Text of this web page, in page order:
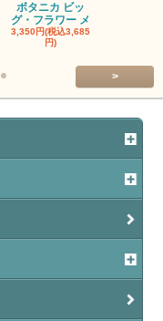
ボタニカ ビッ
グ・フラワー メ
3,350円(税込3,685
円)
>